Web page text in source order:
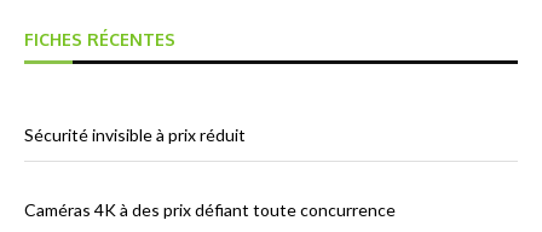
FICHES RÉCENTES
Sécurité invisible à prix réduit
Caméras 4K à des prix défiant toute concurrence